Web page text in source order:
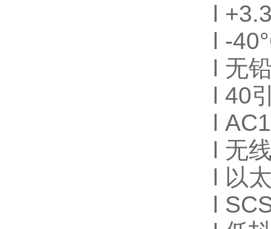
l
l -
l 无
l 40
l
l 无
l 以
l